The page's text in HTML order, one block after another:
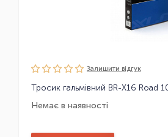
Залишити вiдгук
Тросик гальмівний BR-X16 Road
Немає в наявності